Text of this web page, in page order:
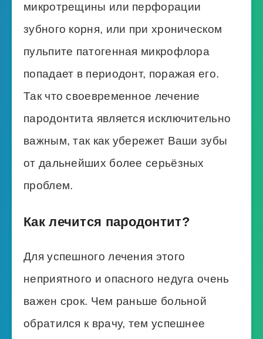
микротрещины или перфорации
зубного корня, или при хроническом
пульпите патогенная микрофлора
попадает в периодонт, поражая его.
Так что своевременное лечение
пародонтита является исключительно
важным, так как убережет Ваши зубы
от дальнейших более серьёзных
проблем.
Как лечится пародонтит?
Для успешного лечения этого
неприятного и опасного недуга очень
важен срок. Чем раньше больной
обратился к врачу, тем успешнее